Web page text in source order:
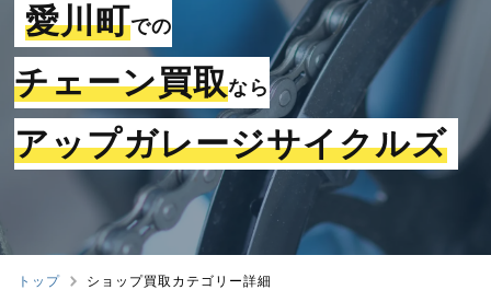
愛川町での
チェーン買取なら
アップガレージサイクルズ
トップ ショップ買取カテゴリー詳細